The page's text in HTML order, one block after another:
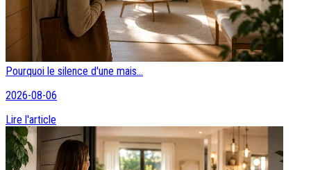
Pourquoi le silence d'une mais...
2026-08-06
Lire l'article